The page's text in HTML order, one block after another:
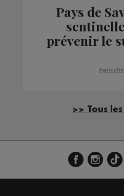
Pays de
prévenir le
>> Tous